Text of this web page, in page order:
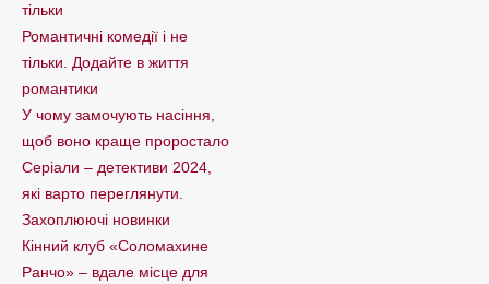
тільки
Романтичні комедії і не
тільки. Додайте в життя
романтики
У чому замочують насіння,
щоб воно краще проростало
Серіали – детективи 2024,
які варто пеpеглянути.
Захоплюючі новинки
Кінний клуб «Соломахине
Ранчо» – вдале місце для